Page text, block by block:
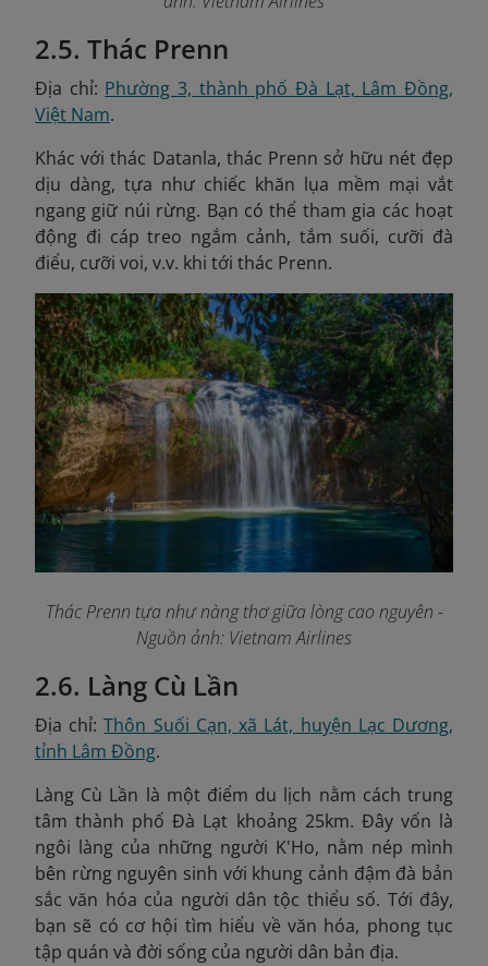
2.5. Thác Prenn
Địa chỉ: Phường 3, thành phố Đà Lạt, Lâm Đồng,
Việt Nam.
Khác với thác Datanla, thác Prenn sở hữu nét đẹp
dịu dàng, tựa như chiếc khăn lụa mềm mại vắt
ngang giữ núi rừng. Bạn có thể tham gia các hoạt
động đi cáp treo ngắm cảnh, tắm suối, cưỡi đà
điểu, cưỡi voi, v.v. khi tới thác Prenn.
Thác Prenn tựa như nàng thơ giữa lòng cao nguyên -
Nguồn ảnh: Vietnam Airlines
2.6. Làng Cù Lần
Địa chỉ:Thôn Suối Cạn, xã Lát, huyện Lạc Dương,
tỉnh Lâm Đồng.
Làng Cù Lần là một điểm du lịch nằm cách trung
tâm thành phố Đà Lạt khoảng 25km. Đây vốn là
ngôi làng của những người K'Ho, nằm nép mình
bên rừng nguyên sinh với khung cảnh đậm đà bản
sắc văn hóa của người dân tộc thiểu số. Tới đây,
bạn sẽ có cơ hội tìm hiểu về văn hóa, phong tục
tập quán và đời sống của người dân bản địa.